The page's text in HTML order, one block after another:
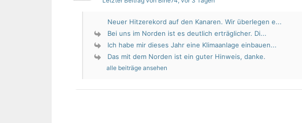
Neuer Hitzerekord auf den Kanaren. Wir überlegen e...
Bei uns im Norden ist es deutlich erträglicher. Di...
Ich habe mir dieses Jahr eine Klimaanlage einbauen...
Das mit dem Norden ist ein guter Hinweis, danke.
alle beiträge ansehen